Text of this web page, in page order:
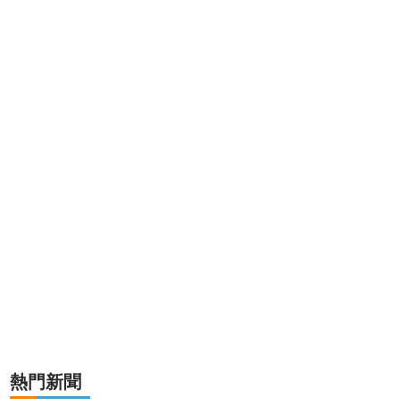
熱門新聞